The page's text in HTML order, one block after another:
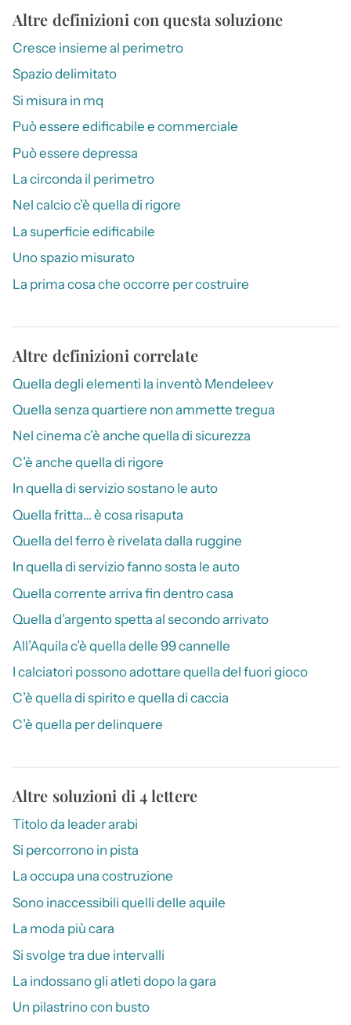
Altre definizioni con questa soluzione
Cresce insieme al perimetro
Spazio delimitato
Si misura in mq
Può essere edificabile e commerciale
Può essere depressa
La circonda il perimetro
Nel calcio c’è quella di rigore
La superficie edificabile
Uno spazio misurato
La prima cosa che occorre per costruire
Altre definizioni correlate
Quella degli elementi la inventò Mendeleev
Quella senza quartiere non ammette tregua
Nel cinema c’è anche quella di sicurezza
C’è anche quella di rigore
In quella di servizio sostano le auto
Quella fritta… è cosa risaputa
Quella del ferro è rivelata dalla ruggine
In quella di servizio fanno sosta le auto
Quella corrente arriva fin dentro casa
Quella d’argento spetta al secondo arrivato
All’Aquila c’è quella delle 99 cannelle
I calciatori possono adottare quella del fuori gioco
C’è quella di spirito e quella di caccia
C’è quella per delinquere
Altre soluzioni di 4 lettere
Titolo da leader arabi
Si percorrono in pista
La occupa una costruzione
Sono inaccessibili quelli delle aquile
La moda più cara
Si svolge tra due intervalli
La indossano gli atleti dopo la gara
Un pilastrino con busto